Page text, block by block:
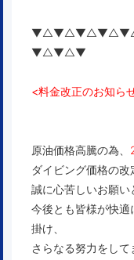
▼△▼△▼
<料金改正のお知ら
原油価格高騰の為、
ダイビング価格の改
誠に心苦しいお願い
今後とも皆様が快
掛け、
さらなる努力をし